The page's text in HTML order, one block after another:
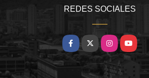
REDES SOCIALES
Facebook
X InstagramYouTube